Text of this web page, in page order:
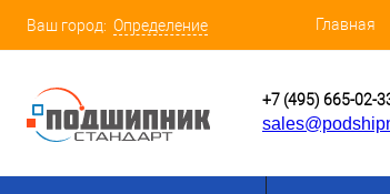
Ваш город: Определение Главная
+7 (495) 665-02-